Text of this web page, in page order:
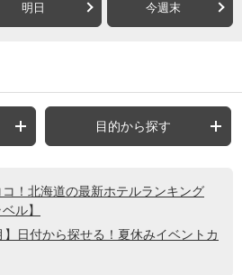
明日 今週末
目的から探す
！北海道の最新ホテルランキング
ル】
】日付から探せる！夏休みイベントカ